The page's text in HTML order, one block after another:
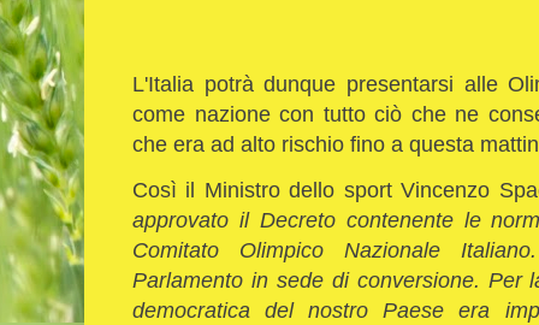
L'Italia potrà dunque presentarsi alle
come nazione con tutto ciò che ne
che era ad alto rischio fino a questa
Così il Ministro dello sport Vincenzo
approvato il Decreto contenente le
Comitato Olimpico Nazionale
Parlamento in sede di conversione. Per
democratica del nostro Paese era